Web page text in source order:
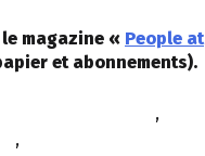
magazine « People at
et abonnements).
,
,